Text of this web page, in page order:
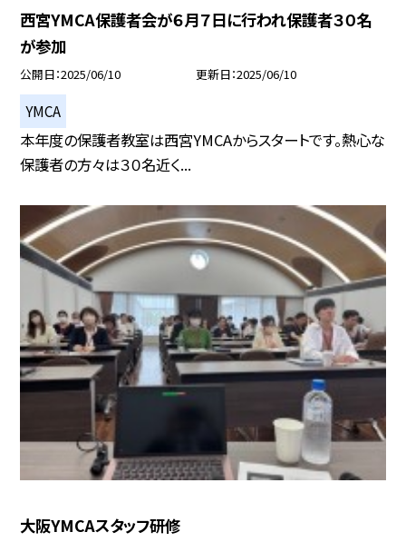
西宮YMCA保護者会が６月７日に行われ保護者３０名
が参加
公開日 2025/06/10 更新日 2025/06/10
YMCA
本年度の保護者教室は西宮YMCAからスタートです。熱心な
保護者の方々は３０名近く...
大阪YMCAスタッフ研修